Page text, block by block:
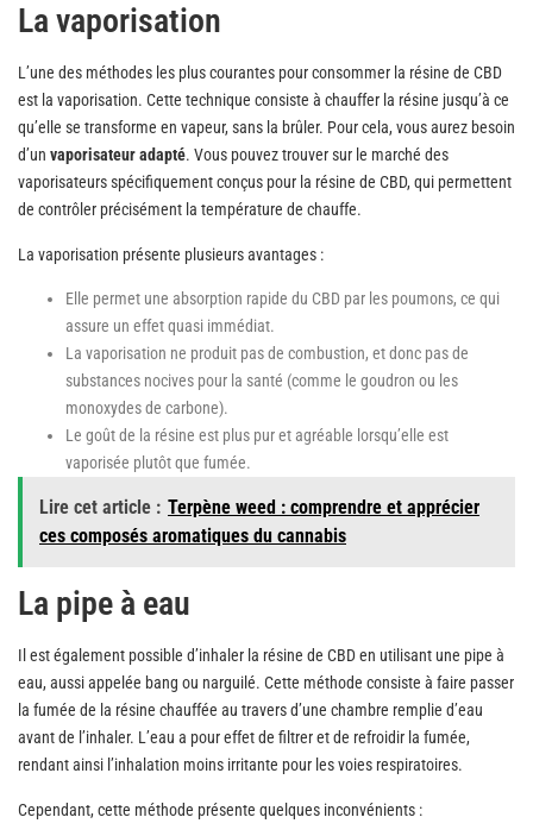
La vaporisation
L’une des méthodes les plus courantes pour consommer la résine de CBD
est la vaporisation. Cette technique consiste à chauffer la résine jusqu’à ce
qu’elle se transforme en vapeur, sans la brûler. Pour cela, vous aurez besoin
d’un vaporisateur adapté. Vous pouvez trouver sur le marché des
vaporisateurs spécifiquement conçus pour la résine de CBD, qui permettent
de contrôler précisément la température de chauffe.
La vaporisation présente plusieurs avantages :
Elle permet une absorption rapide du CBD par les poumons, ce qui
assure un effet quasi immédiat.
La vaporisation ne produit pas de combustion, et donc pas de
substances nocives pour la santé (comme le goudron ou les
monoxydes de carbone).
Le goût de la résine est plus pur et agréable lorsqu’elle est
vaporisée plutôt que fumée.
Lire cet article : Terpène weed : comprendre et apprécier
ces composés aromatiques du cannabis
La pipe à eau
Il est également possible d’inhaler la résine de CBD en utilisant une pipe à
eau, aussi appelée bang ou narguilé. Cette méthode consiste à faire passer
la fumée de la résine chauffée au travers d’une chambre remplie d’eau
avant de l’inhaler. L’eau a pour effet de filtrer et de refroidir la fumée,
rendant ainsi l’inhalation moins irritante pour les voies respiratoires.
Cependant, cette méthode présente quelques inconvénients :